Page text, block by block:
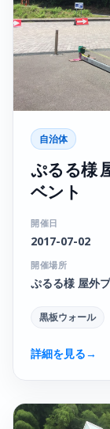
自治体
ぷるる様
ベント
開催日
2017-07-02
開催場所
ぷるる様 屋外
黒板ウォール
詳細を見る→